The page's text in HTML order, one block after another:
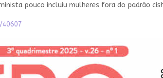
pouco incluiu mulheres fora do padrão